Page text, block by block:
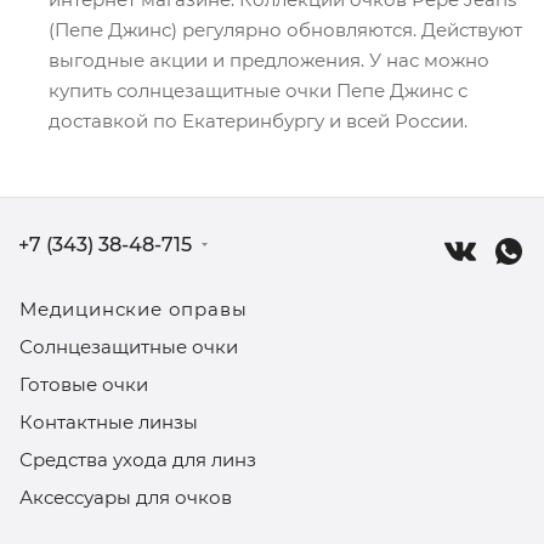
(Пепе Джинс) регулярно обновляются. Действуют
выгодные акции и предложения. У нас можно
купить солнцезащитные очки Пепе Джинс с
доставкой по Екатеринбургу и всей России.
Медицинские оправы
Солнцезащитные очки
Готовые очки
Контактные линзы
Средства ухода для линз
Аксессуары для очков
+7 (343) 38-48-715